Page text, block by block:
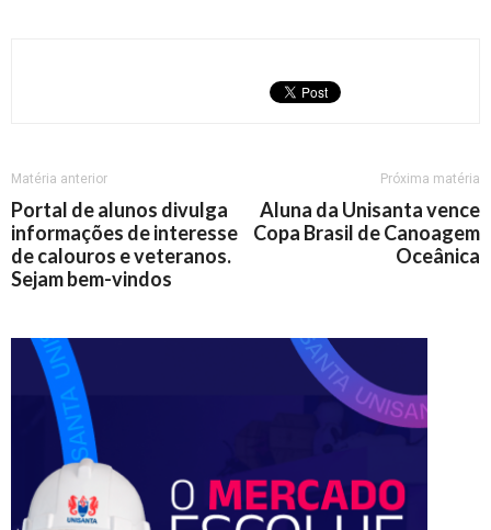
Matéria anterior
Portal de alunos divulga
informações de interesse
de calouros e veteranos.
Sejam bem-vindos
Próxima matéria
Aluna da Unisanta vence
Copa Brasil de Canoagem
Oceânica